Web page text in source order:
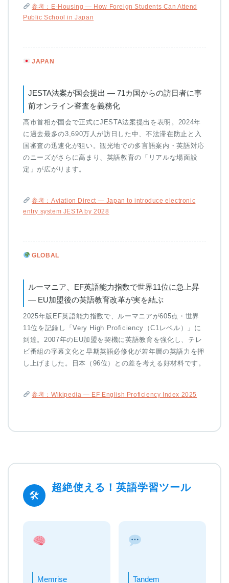
参考：E-Housing — How Foreign Students Can Attend
Public School in Japan
JAPAN
JESTA法案が国会提出 — 71カ国からの訪日者に事
前オンライン審査を義務化
高市首相が国会で正式にJESTA法案提出を表明。2024年
に過去最多の3,690万人が訪日した中、不法滞在防止と入
国審査の迅速化が狙い。観光地での多言語案内・英語対応
のニーズがさらに高まり、英語教育の「リアルな場面設
定」が広がります。
参考：Aviation Direct — Japan to introduce electronic
entry system JESTA by 2028
GLOBAL
ルーマニア、EF英語能力指数で世界11位に急上昇
— EU加盟後の英語教育改革が実を結ぶ
2025年版EF英語能力指数で、ルーマニアが605点・世界
11位を記録し「Very High Proficiency（C1レベル）」に
到達。2007年のEU加盟を契機に英語教育を強化し、テレ
ビ番組の字幕文化と早期英語必修化が若年層の英語力を押
し上げました。日本（96位）との差を考える好材料です。
参考：Wikipedia — EF English Proficiency Index 2025
🛠
超絶使える！英語学習ツール
Memrise Tandem